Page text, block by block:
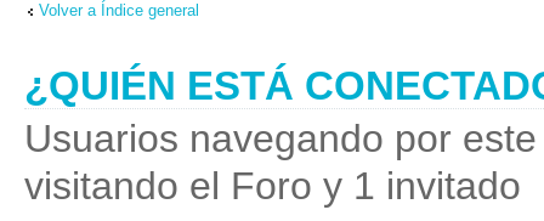
Volver a Índice general
¿QUIÉN ESTÁ
Usuarios navegando por
visitando el Foro y 1 invitado